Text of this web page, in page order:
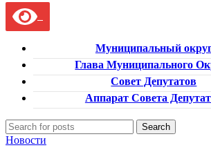
Муниципальный
Глава Муниципального
Совет Депутатов
Аппарат Совета
Search
Новости